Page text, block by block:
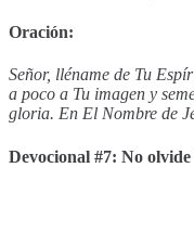
Oración:
Señor, lléname de Tu
a poco a Tu imagen y
gloria. En El Nombre de
Devocional #7: No